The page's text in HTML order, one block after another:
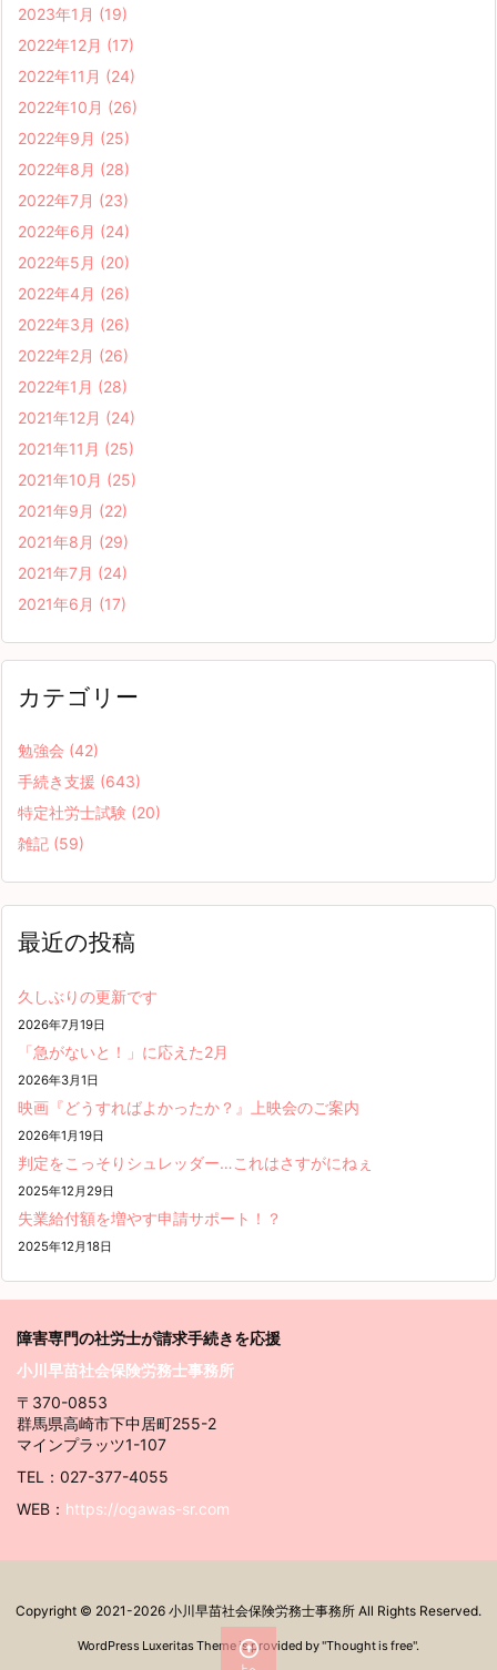
2023年1月 (19)
2022年12月 (17)
2022年11月 (24)
2022年10月 (26)
2022年9月 (25)
2022年8月 (28)
2022年7月 (23)
2022年6月 (24)
2022年5月 (20)
2022年4月 (26)
2022年3月 (26)
2022年2月 (26)
2022年1月 (28)
2021年12月 (24)
2021年11月 (25)
2021年10月 (25)
2021年9月 (22)
2021年8月 (29)
2021年7月 (24)
2021年6月 (17)
カテゴリー
勉強会 (42)
手続き支援 (643)
特定社労士試験 (20)
雑記 (59)
最近の投稿
久しぶりの更新です
2026年7月19日
「急がないと！」に応えた2月
2026年3月1日
映画『どうすればよかったか？』上映会のご案内
2026年1月19日
判定をこっそりシュレッダー…これはさすがにねぇ
2025年12月29日
失業給付額を増やす申請サポート！？
2025年12月18日
障害専門の社労士が請求手続きを応援
小川早苗社会保険労務士事務所
〒370-0853
群馬県高崎市下中居町255-2
マインプラッツ1-107
TEL：027-377-4055
WEB： https://ogawas-sr.com
Copyright © 2021-2026 小川早苗社会保険労務士事務所 All Rights Reserved.
WordPress Luxeritas Theme is provided by "Thought is free".
